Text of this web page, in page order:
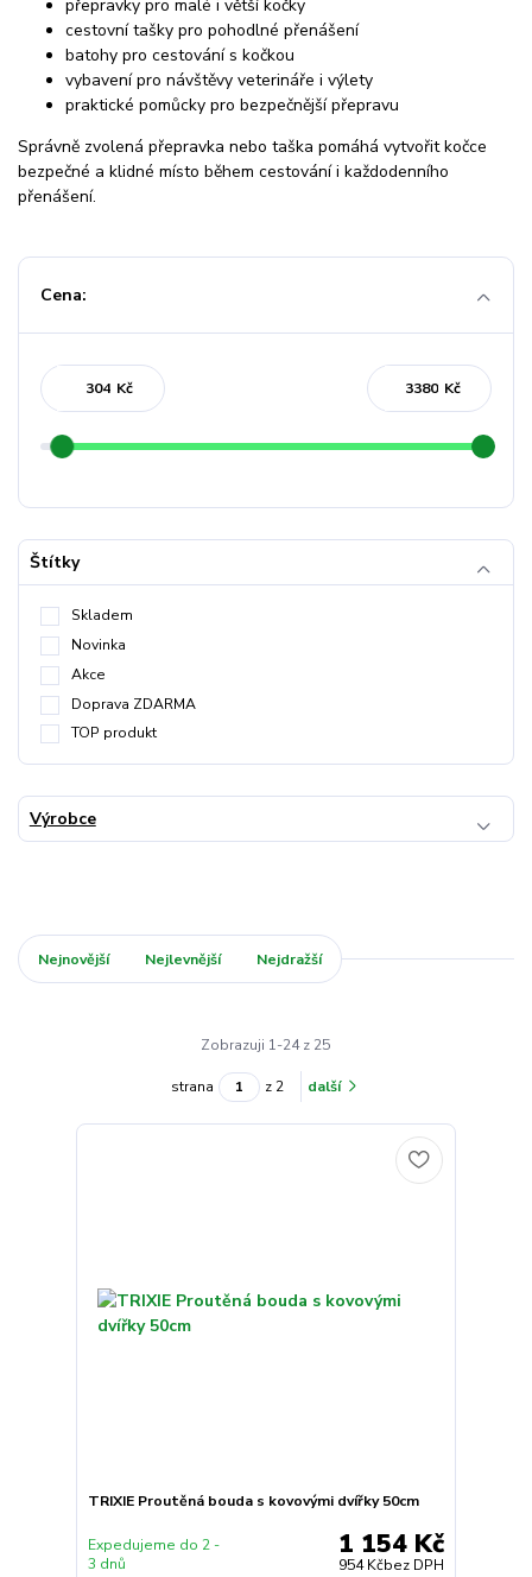
přepravky pro malé i větší kočky
cestovní tašky pro pohodlné přenášení
batohy pro cestování s kočkou
vybavení pro návštěvy veterináře i výlety
praktické pomůcky pro bezpečnější přepravu
Správně zvolená přepravka nebo taška pomáhá vytvořit kočce
bezpečné a klidné místo během cestování i každodenního
přenášení.
Cena:
Kč Kč
Štítky
Skladem
Novinka
Akce
Doprava ZDARMA
TOP produkt
Výrobce
Nejnovější Nejlevnější Nejdražší
Zobrazuji 1-24 z 25
strana z 2 další
TRIXIE Proutěná bouda s kovovými dvířky 50cm
1 154 Kč
954 Kčbez DPH
Expedujeme do 2 -
3 dnů